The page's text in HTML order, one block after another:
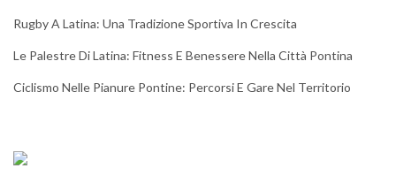
Rugby A Latina: Una Tradizione Sportiva In Crescita
Le Palestre Di Latina: Fitness E Benessere Nella Città Pontina
Ciclismo Nelle Pianure Pontine: Percorsi E Gare Nel Territorio